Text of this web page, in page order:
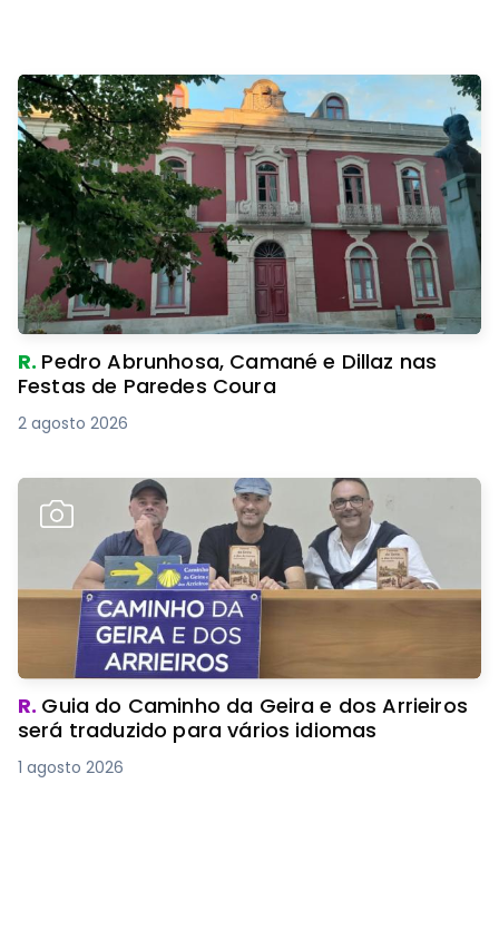
R. Pedro Abrunhosa, Camané e Dillaz nas
Festas de Paredes Coura
2 agosto 2026
R. Guia do Caminho da Geira e dos Arrieiros
será traduzido para vários idiomas
1 agosto 2026